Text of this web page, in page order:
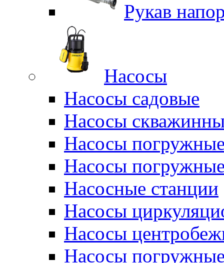
Рукав
Насосы
Насосы садовые
Насосы
Насосы
Насосы
Насосные станции
Насосы
Насосы
Насосы